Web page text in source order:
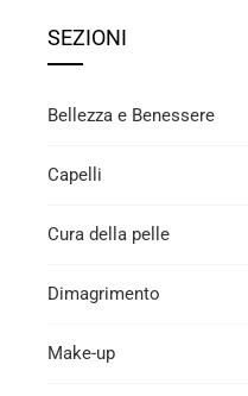
SEZIONI
Bellezza e Benessere
Capelli
Cura della pelle
Dimagrimento
Make-up